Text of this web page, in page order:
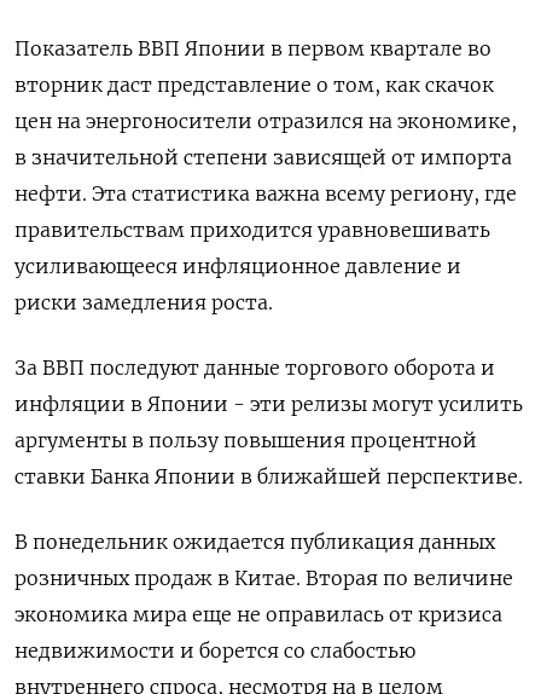
Показатель ВВП Японии в первом квартале во
вторник даст представление о том, как скачок
цен на энергоносители отразился на экономике,
в значительной ‌степени зависящей от импорта
нефти. Эта статистика важна всему региону, где
правительствам приходится уравновешивать
усиливающееся инфляционное давление и
риски замедления роста.
За ВВП последуют данные торгового оборота и
инфляции ‌в Японии - эти релизы могут усилить
аргументы в пользу повышения процентной
ставки Банка Японии в ближайшей перспективе.
В понедельник ожидается публикация данных
розничных продаж в Китае. Вторая по величине
экономика мира еще не ​оправилась от кризиса
недвижимости и борется со слабостью
внутреннего спроса, несмотря на в целом